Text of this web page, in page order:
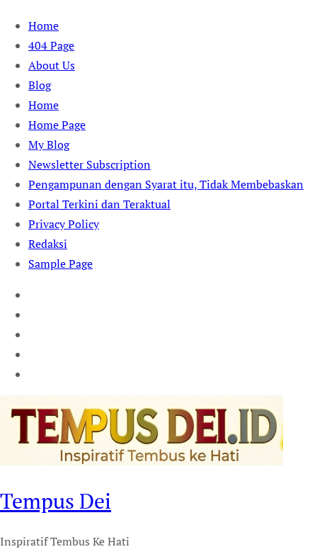
Skip
content
Home
404 Page
About Us
Blog
Home
Home Page
My Blog
Newsletter Subscription
Pengampunan dengan Syarat itu, Tidak Membebaskan
Portal Terkini dan Teraktual
Privacy Policy
Redaksi
Sample Page
Tempus Dei
Inspiratif Tembus Ke Hati